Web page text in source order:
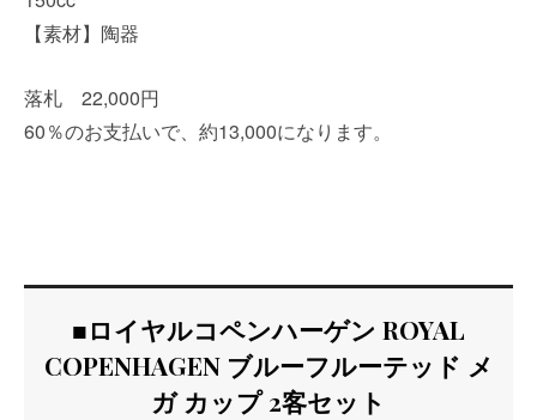
【素材】陶器
落札 22,000円
60％のお支払いで、約13,000になります。
■ロイヤルコペンハーゲン ROYAL
COPENHAGEN ブルーフルーテッド メ
ガ カップ 2客セット